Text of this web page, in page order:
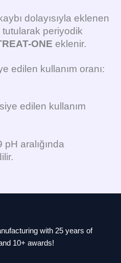
dolayısıyla eklenen
periyodik
ONE eklenir.
edilen kullanım oranı:
edilen kullanım
pH aralığında
with 25 years of
10+ awards!